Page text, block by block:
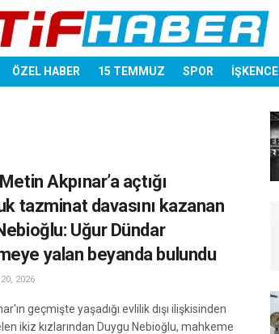
ÖZEL HABER 15 TEMMUZ SPOR İŞKENCE
Akpınar’a açtığı
tazminat davasını kazanan
Uğur Dündar
yalan beyanda bulundu
20, 2026
geçmişte yaşadığı evlilik dışı ilişkisinden
ikiz kızlarından Duygu Nebioğlu, mahkeme